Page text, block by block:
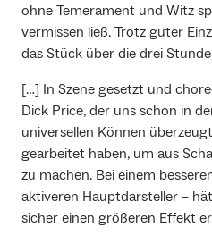
ohne Temerament und Witz
vermissen ließ. Trotz guter
das Stück über die drei
[…] In Szene gesetzt und
Dick Price, der uns schon in
universellen Können
gearbeitet haben, um aus
zu machen. Bei einem
aktiveren Hauptdarsteller –
sicher einen größeren Effekt